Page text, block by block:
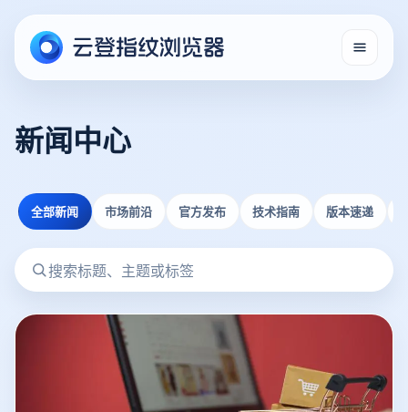
新闻中心
全部新闻 市场前沿 官方发布 技术指南 版本速递